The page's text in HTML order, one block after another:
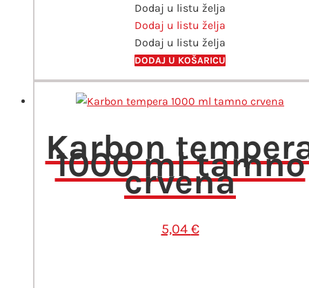
ljubičasta
količina
Dodaj u listu želja
Dodaj u listu želja
Dodaj u listu želja
DODAJ U KOŠARICU
Karbon
1000 ml tamno
crvena
5,04 €